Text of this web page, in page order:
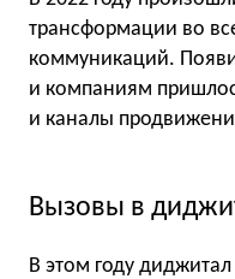
трансформации во
коммуникаций.
и компаниям
и каналы
Вызовы в
В этом году диджитал